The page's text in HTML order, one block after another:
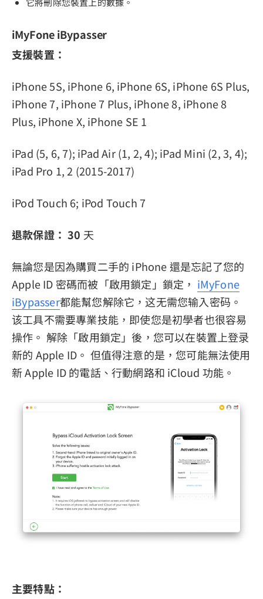
iMyFone iBypasser
支援裝置：
iPhone 5S, iPhone 6, iPhone 6S, iPhone 6S Plus,
iPhone 7, iPhone 7 Plus, iPhone 8, iPhone 8
Plus, iPhone X, iPhone SE 1
iPad (5, 6, 7); iPad Air (1, 2, 4); iPad Mini (2, 3, 4);
iPad Pro 1, 2 (2015-2017)
iPod Touch 6; iPod Touch 7
退款保證： 30 天
無論您是因為購買二手的 iPhone 還是忘記了您的
Apple ID 密碼而被「啟用鎖定」鎖定， iMyFone
iBypasser都能幫您解除它，这无需您输入密码。
该工具不需要專業技能，即使您是初學者也很容易
操作。 解除「啟用鎖定」後，您可以在裝置上登录
新的 Apple ID。 但值得注意的是，您可能無法使用
新 Apple ID 的電話、行動網路和 iCloud 功能。
主要特點：